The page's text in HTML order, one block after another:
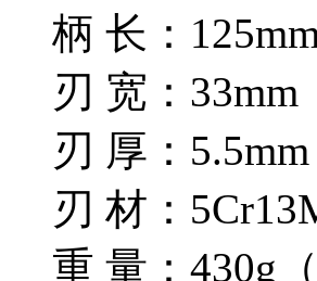
柄 长：
刃 宽：33mm
刃 厚：5.5mm
刃 材：
重 量：430g